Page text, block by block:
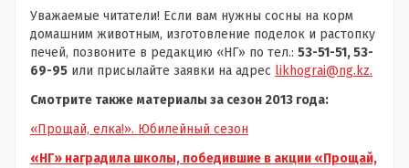
Уважаемые читатели! Если вам нужны сосны на корм
домашним животным, изготовление поделок и растопку
печей, позвоните в редакцию «НГ» по тел.: 53-51-51, 53-
69-95 или присылайте заявки на адрес likhograi@ng.kz.
Смотрите также материалы за сезон 2013 года:
«Прощай, елка!». Юбилейный сезон
«НГ» наградила школы, победившие в акции «Прощай,